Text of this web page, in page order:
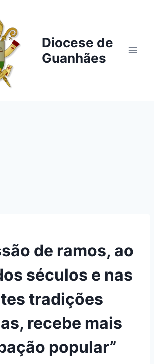
Diocese de
Guanhães
de ramos, ao
séculos e nas
tradições
recebe mais
popular”